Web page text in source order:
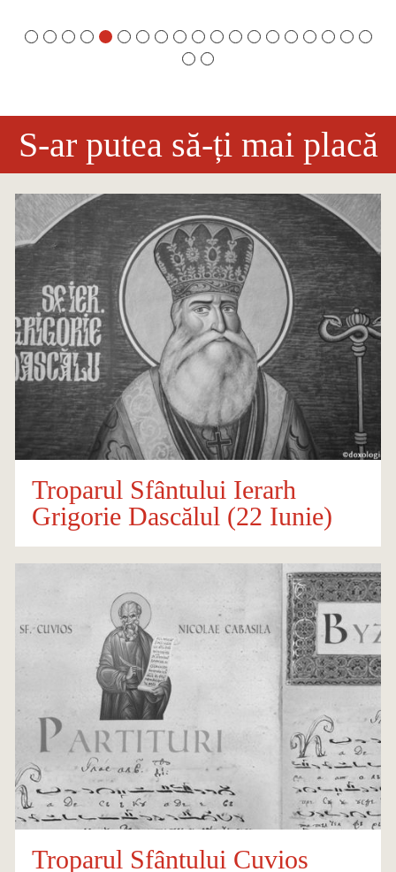
S-ar putea să-ți mai placă
Troparul Sfântului Ierarh
Grigorie Dascălul (22 Iunie)
Troparul Sfântului Cuvios